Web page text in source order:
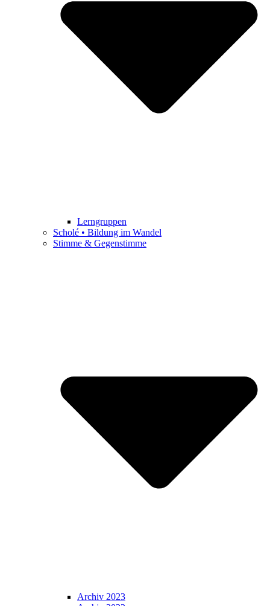
Lerngruppen
Scholé • Bildung im Wandel
Stimme & Gegenstimme
Archiv 2023